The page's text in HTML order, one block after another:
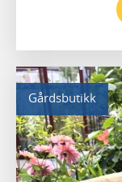
Gårdsbutikk